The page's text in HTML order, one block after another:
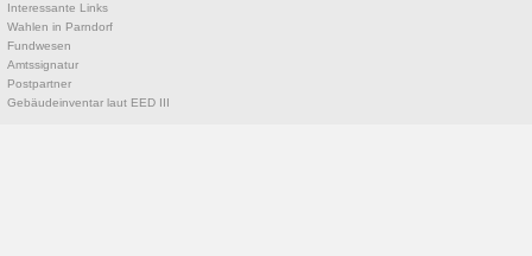
Interessante Links
Wahlen in Parndorf
Fundwesen
Amtssignatur
Postpartner
Gebäudeinventar laut EED III